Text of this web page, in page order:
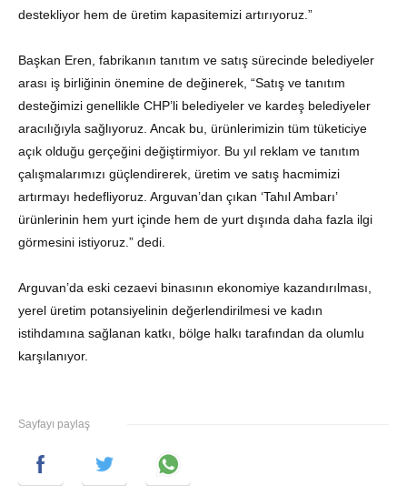
destekliyor hem de üretim kapasitemizi artırıyoruz.”
Başkan Eren, fabrikanın tanıtım ve satış sürecinde belediyeler
arası iş birliğinin önemine de değinerek, “Satış ve tanıtım
desteğimizi genellikle CHP’li belediyeler ve kardeş belediyeler
aracılığıyla sağlıyoruz. Ancak bu, ürünlerimizin tüm tüketiciye
açık olduğu gerçeğini değiştirmiyor. Bu yıl reklam ve tanıtım
çalışmalarımızı güçlendirerek, üretim ve satış hacmimizi
artırmayı hedefliyoruz. Arguvan’dan çıkan ‘Tahıl Ambarı’
ürünlerinin hem yurt içinde hem de yurt dışında daha fazla ilgi
görmesini istiyoruz.” dedi.
Arguvan’da eski cezaevi binasının ekonomiye kazandırılması,
yerel üretim potansiyelinin değerlendirilmesi ve kadın
istihdamına sağlanan katkı, bölge halkı tarafından da olumlu
karşılanıyor.
Sayfayı paylaş